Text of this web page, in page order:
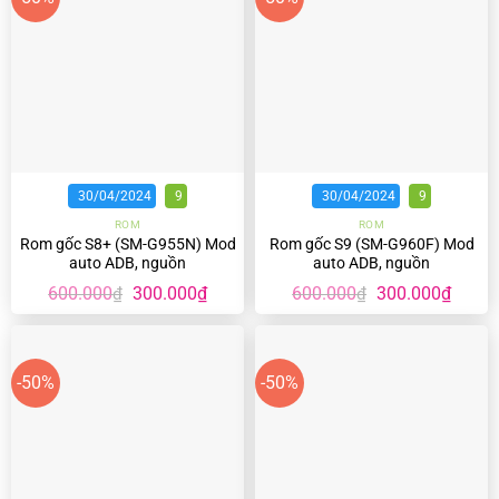
30/04/2024 9
ROM
Rom gốc S8+ (SM-G955N) Mod
auto ADB, nguồn
600.000₫ Giá
300.000₫Giá
hiện
300.000₫.
30/04/2024 9
ROM
Rom gốc S9 (SM-G960F) Mod
auto ADB, nguồn
600.000₫ Giá
300.000₫Giá
hiện
-50% -50%